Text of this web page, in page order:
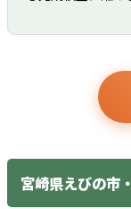
宮崎県えびの市